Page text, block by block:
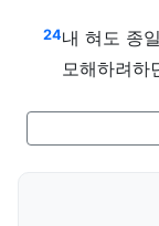
24내 혀도 종
모해하려하